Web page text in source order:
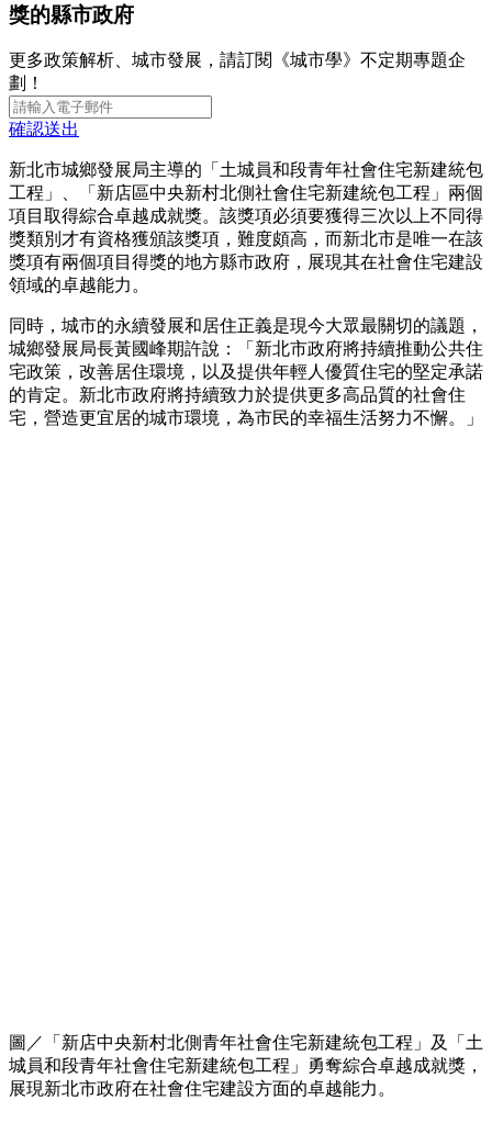
獎的縣市政府
更多政策解析、城市發展，請訂閱《城市學》不定期專題企
劃！
確認送出
新北市城鄉發展局主導的「土城員和段青年社會住宅新建統包
工程」、「新店區中央新村北側社會住宅新建統包工程」兩個
項目取得綜合卓越成就獎。該獎項必須要獲得三次以上不同得
獎類別才有資格獲頒該獎項，難度頗高，而新北市是唯一在該
獎項有兩個項目得獎的地方縣市政府，展現其在社會住宅建設
領域的卓越能力。
同時，城市的永續發展和居住正義是現今大眾最關切的議題，
城鄉發展局長黃國峰期許說：「新北市政府將持續推動公共住
宅政策，改善居住環境，以及提供年輕人優質住宅的堅定承諾
的肯定。新北市政府將持續致力於提供更多高品質的社會住
宅，營造更宜居的城市環境，為市民的幸福生活努力不懈。」
圖／「新店中央新村北側青年社會住宅新建統包工程」及「土
城員和段青年社會住宅新建統包工程」勇奪綜合卓越成就獎，
展現新北市政府在社會住宅建設方面的卓越能力。